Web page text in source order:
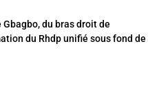
Gbagbo, du bras droit de
du Rhdp unifié sous fond de